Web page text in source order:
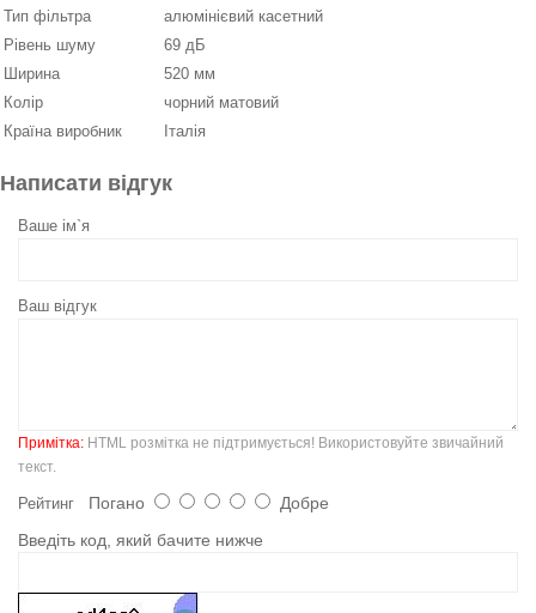
Тип фільтра
алюмінієвий касетний
Рівень шуму
69 дБ
Ширина
520 мм
Колір
чорний матовий
Країна виробник
Італія
Написати відгук
Ваше ім`я
Ваш відгук
Примітка: HTML розмітка не підтримується! Використовуйте звичайний
текст.
Рейтинг Погано
Добре
Введіть код, який бачите нижче